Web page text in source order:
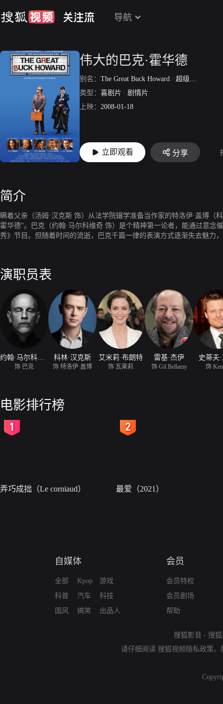
导航
伟大的巴克·霍华德
别名： The Great Buck Howard / 超级魔幻师
类型： 喜剧片 / 剧情片
上映： 2008-01-18
立即观看 分享
简介
瞒着父亲（汤姆·汉克斯 饰）从法学院辍学准备当作家的特洛伊·盖博
霍华德”。巴克（约翰·马尔科维奇 饰）是个精神第一论者，能通过意
秀》节目。但随着时间的流逝，巴克千篇一律的表演方式逐渐失去魅力
演职员表
饰 巴克
科林·汉克斯
饰 特洛伊·盖博
艾米莉·布朗特
饰 瓦莱莉
雷基·杰伊
饰 Gil Bellamy
史蒂夫
饰
电影排行榜
弄巧成拙（Le corniaud） 最爱（2021）
自媒体
全部
科普
国风
Kpop
汽车
搞笑
游戏
科技
出品人
会员
会员特权
会员剧场
帮助
搜狐影音 - 搜
请仔细阅读 搜狐视频隐私政策、